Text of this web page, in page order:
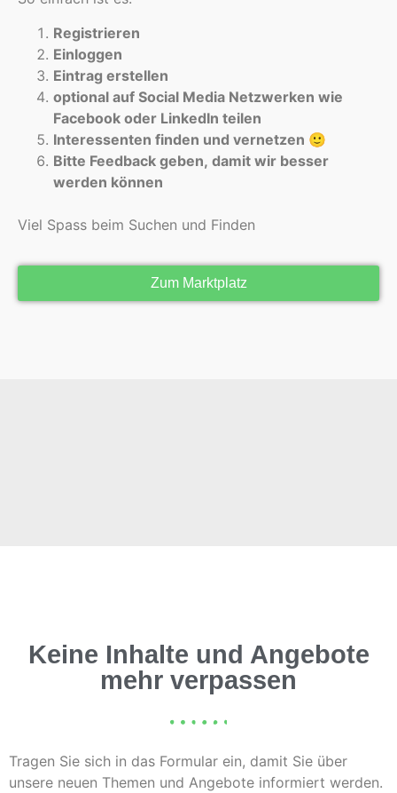
Registrieren
Einloggen
Eintrag erstellen
optional auf Social Media Netzwerken wie
Facebook oder LinkedIn teilen
Interessenten finden und vernetzen 🙂
Bitte Feedback geben, damit wir besser
werden können
Viel Spass beim Suchen und Finden
Zum Marktplatz
Keine Inhalte und Angebote
mehr verpassen
Tragen Sie sich in das Formular ein, damit Sie über
unsere neuen Themen und Angebote informiert werden.